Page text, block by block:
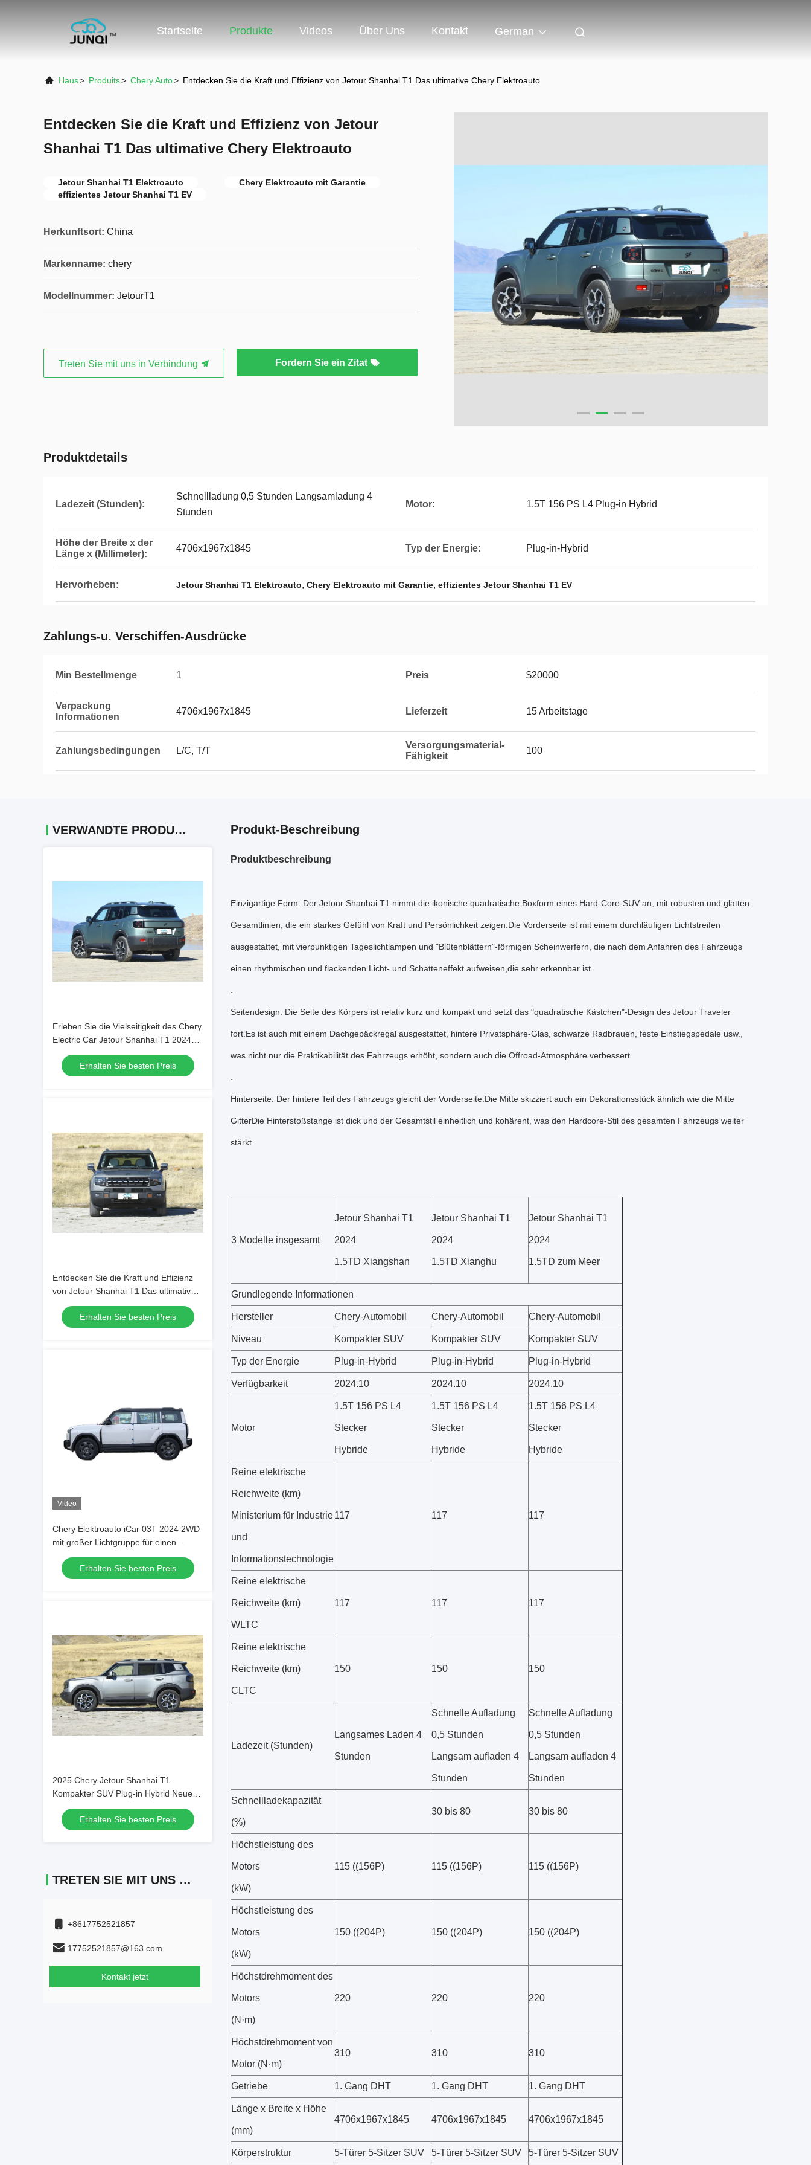
Startseite Produkte Videos Über Uns Kontakt German
Haus> Produits> Chery Auto> Entdecken Sie die Kraft und Effizienz von Jetour Shanhai T1 Das ultimative Chery Elektroauto
Entdecken Sie die Kraft und Effizienz von Jetour
Shanhai T1 Das ultimative Chery Elektroauto
Jetour Shanhai T1 Elektroauto
Chery Elektroauto mit Garantie
effizientes Jetour Shanhai T1 EV
Herkunftsort: China
Markenname: chery
Modellnummer: JetourT1
Treten Sie mit uns in Verbindung Fordern Sie ein Zitat
Produktdetails
Ladezeit (Stunden):
Schnellladung 0,5 Stunden Langsamladung 4
Stunden
Motor: 1.5T 156 PS L4 Plug-in Hybrid
Höhe der Breite x der
Länge x (Millimeter):
4706x1967x1845 Typ der Energie: Plug-in-Hybrid
Hervorheben: Jetour Shanhai T1 Elektroauto, Chery Elektroauto mit Garantie, effizientes Jetour Shanhai T1 EV
Zahlungs-u. Verschiffen-Ausdrücke
Min Bestellmenge 1 Preis $20000
Verpackung
Informationen
4706x1967x1845 Lieferzeit 15 Arbeitstage
Zahlungsbedingungen L/C, T/T
Versorgungsmaterial-
Fähigkeit
100
VERWANDTE PRODUKTE
Erleben Sie die Vielseitigkeit des Chery
Electric Car Jetour Shanhai T1 2024
mit hoher Bekanntheit und Leistung
Erhalten Sie besten Preis
Entdecken Sie die Kraft und Effizienz
von Jetour Shanhai T1 Das ultimative
Chery Elektroauto
Erhalten Sie besten Preis
Video
Chery Elektroauto iCar 03T 2024 2WD
mit großer Lichtgruppe für einen
intelligenten und energetischen Look
Erhalten Sie besten Preis
2025 Chery Jetour Shanhai T1
Kompakter SUV Plug-in Hybrid Neue-
Energie-Fahrzeuge 150 km in Richtung
See Elektroauto
Erhalten Sie besten Preis
TRETEN SIE MIT UNS IN VERBINDUNG
+8617752521857
17752521857@163.com
Kontakt jetzt
Produkt-Beschreibung
Produktbeschreibung
Einzigartige Form: Der Jetour Shanhai T1 nimmt die ikonische quadratische Boxform eines Hard-Core-SUV an, mit robusten und glatten
Gesamtlinien, die ein starkes Gefühl von Kraft und Persönlichkeit zeigen.Die Vorderseite ist mit einem durchläufigen Lichtstreifen
ausgestattet, mit vierpunktigen Tageslichtlampen und "Blütenblättern"-förmigen Scheinwerfern, die nach dem Anfahren des Fahrzeugs
einen rhythmischen und flackenden Licht- und Schatteneffekt aufweisen,die sehr erkennbar ist.
Seitendesign: Die Seite des Körpers ist relativ kurz und kompakt und setzt das "quadratische Kästchen"-Design des Jetour Traveler
fort.Es ist auch mit einem Dachgepäckregal ausgestattet, hintere Privatsphäre-Glas, schwarze Radbrauen, feste Einstiegspedale usw.,
was nicht nur die Praktikabilität des Fahrzeugs erhöht, sondern auch die Offroad-Atmosphäre verbessert.
Hinterseite: Der hintere Teil des Fahrzeugs gleicht der Vorderseite.Die Mitte skizziert auch ein Dekorationsstück ähnlich wie die Mitte
GitterDie Hinterstoßstange ist dick und der Gesamtstil einheitlich und kohärent, was den Hardcore-Stil des gesamten Fahrzeugs weiter
stärkt.
3 Modelle insgesamt
Jetour Shanhai T1
2024
1.5TD Xiangshan
Jetour Shanhai T1
2024
1.5TD Xianghu
Jetour Shanhai T1
2024
1.5TD zum Meer
Grundlegende Informationen
Hersteller Chery-Automobil Chery-Automobil Chery-Automobil
Niveau Kompakter SUV Kompakter SUV Kompakter SUV
Typ der Energie Plug-in-Hybrid Plug-in-Hybrid Plug-in-Hybrid
Verfügbarkeit 2024.10 2024.10 2024.10
Motor
1.5T 156 PS L4
Stecker
Hybride
1.5T 156 PS L4
Stecker
Hybride
1.5T 156 PS L4
Stecker
Hybride
Reine elektrische
Reichweite (km)
Ministerium für Industrie
und
Informationstechnologie
117 117 117
Reine elektrische
Reichweite (km)
WLTC
117 117 117
Reine elektrische
Reichweite (km)
CLTC
150 150 150
Ladezeit (Stunden)
Langsames Laden 4
Stunden
Schnelle Aufladung
0,5 Stunden
Langsam aufladen 4
Stunden
Schnelle Aufladung
0,5 Stunden
Langsam aufladen 4
Stunden
Schnellladekapazität
(%)
30 bis 80 30 bis 80
Höchstleistung des
Motors
(kW)
115 ((156P) 115 ((156P) 115 ((156P)
Höchstleistung des
Motors
(kW)
150 ((204P) 150 ((204P) 150 ((204P)
Höchstdrehmoment des
Motors
(N·m)
220 220 220
Höchstdrehmoment von
Motor (N·m)
310 310 310
Getriebe 1. Gang DHT 1. Gang DHT 1. Gang DHT
Länge x Breite x Höhe
(mm)
4706x1967x1845 4706x1967x1845 4706x1967x1845
Körperstruktur 5-Türer 5-Sitzer SUV 5-Türer 5-Sitzer SUV 5-Türer 5-Sitzer SUV